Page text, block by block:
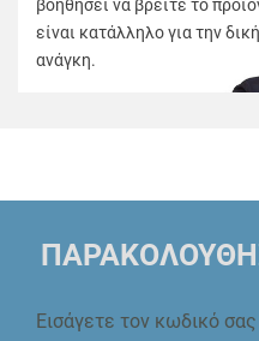
βοηθήσει να βρείτε το
είναι κατάλληλο για την
ανάγκη.
Εισάγετε τον κωδικό